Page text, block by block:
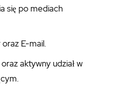
się po mediach
E-mail.
aktywny udział w